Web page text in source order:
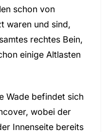
schon von
waren und sind,
rechtes Bein,
einige Altlasten
Wade befindet sich
wobei der
Innenseite bereits